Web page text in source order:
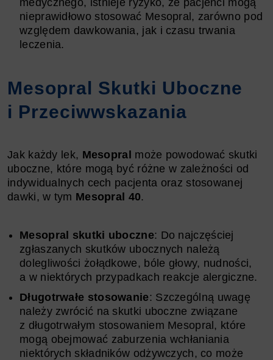
nieprawidłowo stosować Mesopral, zarówno pod
względem dawkowania, jak i czasu trwania
leczenia.
Mesopral Skutki Uboczne
i Przeciwwskazania
Jak każdy lek, Mesopral może powodować skutki
uboczne, które mogą być różne w zależności od
indywidualnych cech pacjenta oraz stosowanej
dawki, w tym Mesopral 40.
Mesopral skutki uboczne: Do najczęściej
zgłaszanych skutków ubocznych należą
dolegliwości żołądkowe, bóle głowy, nudności,
a w niektórych przypadkach reakcje alergiczne.
Długotrwałe stosowanie: Szczególną uwagę
należy zwrócić na skutki uboczne związane
z długotrwałym stosowaniem Mesopral, które
mogą obejmować zaburzenia wchłaniania
niektórych składników odżywczych, co może